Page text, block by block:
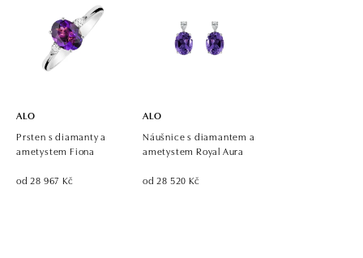
ALO diamonds OC Eurovea, Bratislava
Pribinova 8, 811 09 Bratislava
tel.: +421 917 090 700, +421 918 777 670
ALO
Prsten s diamanty a
ametystem Fiona
od 28 967 Kč
ALO
Náušnice s diamantem a
ametystem Royal Aura
od 28 520 Kč